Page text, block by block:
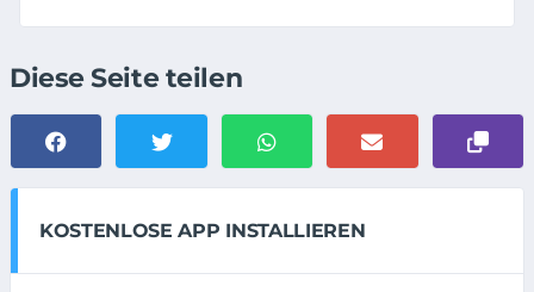
Diese Seite teilen
KOSTENLOSE APP INSTALLIEREN